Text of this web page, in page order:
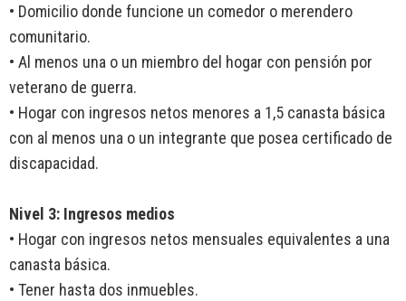
• Domicilio donde funcione un comedor o merendero
comunitario.
• Al menos una o un miembro del hogar con pensión por
veterano de guerra.
• Hogar con ingresos netos menores a 1,5 canasta básica
con al menos una o un integrante que posea certificado de
discapacidad.
Nivel 3: Ingresos medios
• Hogar con ingresos netos mensuales equivalentes a una
canasta básica.
• Tener hasta dos inmuebles.